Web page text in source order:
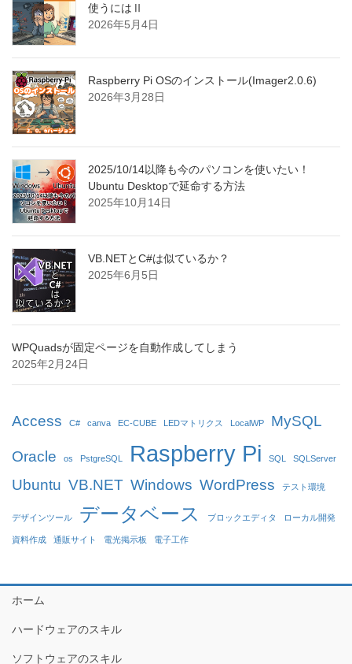
使うにはⅡ
2026年5月4日
Raspberry Pi OSのインストール(Imager2.0.6)
2026年3月28日
2025/10/14以降も今のパソコンを使いたい！
Ubuntu Desktopで延命する方法
2025年10月14日
VB.NETとC#は似ているか？
2025年6月5日
WPQuadsが固定ページを自動作成してしまう
2025年2月24日
Access C# canva EC-CUBE LEDマトリクス LocalWP MySQL
Oracle os PstgreSQL Raspberry Pi SQL SQLServer
Ubuntu VB.NET Windows WordPress テスト環境
デザインツール データベース ブロックエディタ ローカル開発
資料作成 通販サイト 電光掲示板 電子工作
ホーム
ハードウェアのスキル
ソフトウェアのスキル